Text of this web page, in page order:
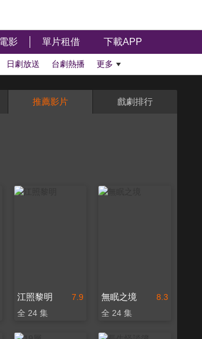
影 單片租借 下載APP
日劇放送 台劇熱播 更多
推薦影片 戲劇排行
7.9
江照黎明
全 24 集
8.3
無眠之境
全 24 集